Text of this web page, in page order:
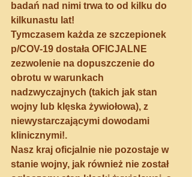
badań nad nimi trwa to od kilku do
kilkunastu lat!
Tymczasem każda ze szczepionek
p/COV-19 dostała OFICJALNE
zezwolenie na dopuszczenie do
obrotu w warunkach
nadzwyczajnych (takich jak stan
wojny lub klęska żywiołowa), z
niewystarczającymi dowodami
klinicznymi!.
Nasz kraj oficjalnie nie pozostaje w
stanie wojny, jak również nie został